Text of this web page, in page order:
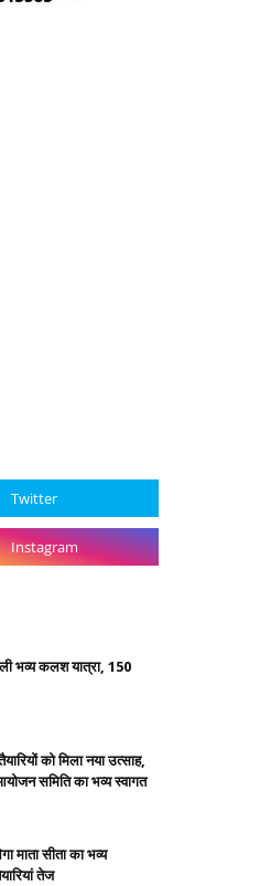
भव्य कलश यात्रा, 150
को मिला नया उत्साह,
समिति का भव्य स्वागत
माता सीता का भव्य
तेज